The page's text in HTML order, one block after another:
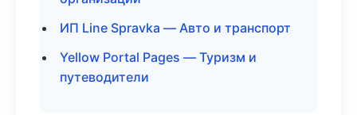
ИП Line Spravka — Авто и транспорт
Yellow Portal Pages — Туризм и
путеводители